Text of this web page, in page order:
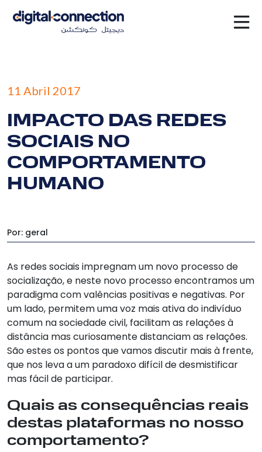
×
11 Abril 2017
IMPACTO DAS REDES
SOCIAIS NO
COMPORTAMENTO
HUMANO
Por: geral
As redes sociais impregnam um novo processo de
socialização, e neste novo processo encontramos um
paradigma com valências positivas e negativas. Por
um lado, permitem uma voz mais ativa do indivíduo
comum na sociedade civil, facilitam as relações à
distância mas curiosamente distanciam as relações.
São estes os pontos que vamos discutir mais à frente,
que nos leva a um paradoxo difícil de desmistificar
mas fácil de participar.
Quais as consequências reais
destas plataformas no nosso
comportamento?